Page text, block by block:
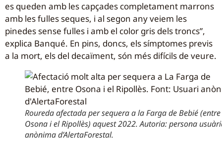
es queden amb les capçades completament marrons
amb les fulles seques, i al segon any veiem les
pinedes sense fulles i amb el color gris dels troncs”,
explica Banqué. En pins, doncs, els símptomes previs
a la mort, els del decaïment, són més difícils de veure.
Roureda afectada per sequera a la Farga de Bebié (entre
Osona i el Ripollès) aquest 2022. Autoria: persona
anònima d’AlertaForestal.